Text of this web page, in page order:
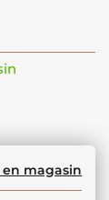
magasin